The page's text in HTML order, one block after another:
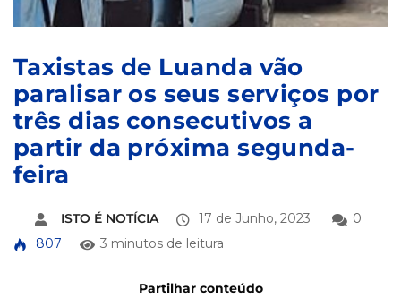
Taxistas de Luanda vão
paralisar os seus serviços por
três dias consecutivos a
partir da próxima segunda-
feira
ISTO É NOTÍCIA 17 de Junho, 2023
0
807
3 minutos de leitura
Partilhar conteúdo